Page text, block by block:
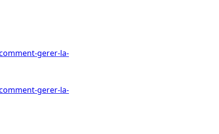
gerer-la-
gerer-la-